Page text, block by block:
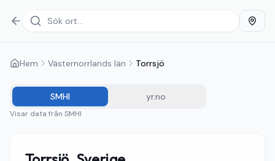
Hem Västernorrlands län Torrsjö
SMHI yr.no
Visar data från SMHI